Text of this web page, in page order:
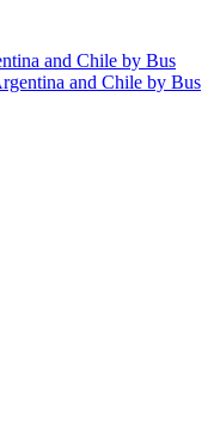
and Chile by Bus
and Chile by Bus